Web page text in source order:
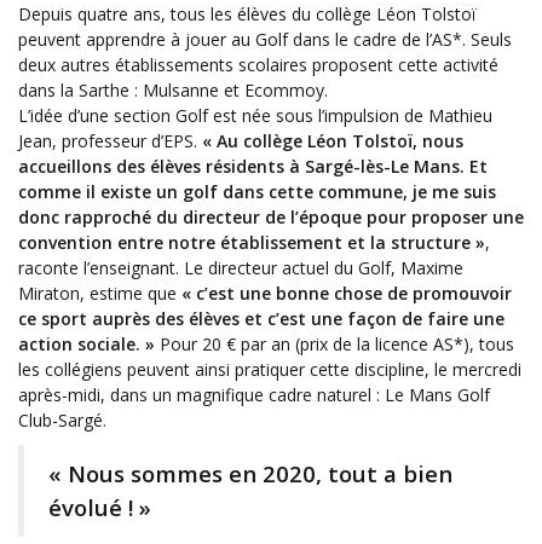
Depuis quatre ans, tous les élèves du collège Léon Tolstoï
peuvent apprendre à jouer au Golf dans le cadre de l’AS*. Seuls
deux autres établissements scolaires proposent cette activité
dans la Sarthe : Mulsanne et Ecommoy.
L’idée d’une section Golf est née sous l’impulsion de Mathieu
Jean, professeur d’EPS. « Au collège Léon Tolstoï, nous
accueillons des élèves résidents à Sargé-lès-Le Mans. Et
comme il existe un golf dans cette commune, je me suis
donc rapproché du directeur de l’époque pour proposer une
convention entre notre établissement et la structure »,
raconte l’enseignant. Le directeur actuel du Golf, Maxime
Miraton, estime que « c’est une bonne chose de promouvoir
ce sport auprès des élèves et c’est une façon de faire une
action sociale. » Pour 20 € par an (prix de la licence AS*), tous
les collégiens peuvent ainsi pratiquer cette discipline, le mercredi
après-midi, dans un magnifique cadre naturel : Le Mans Golf
Club-Sargé.
« Nous sommes en 2020, tout a bien
évolué ! »